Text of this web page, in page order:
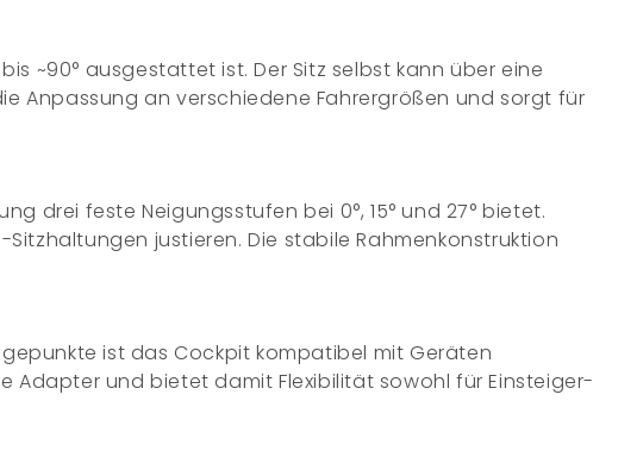
~90° ausgestattet ist. Der Sitz selbst kann über eine
Anpassung an verschiedene Fahrergrößen und sorgt für
drei feste Neigungsstufen bei 0°, 15° und 27° bietet.
justieren. Die stabile Rahmenkonstruktion
ist das Cockpit kompatibel mit Geräten
Adapter und bietet damit Flexibilität sowohl für Einsteiger-